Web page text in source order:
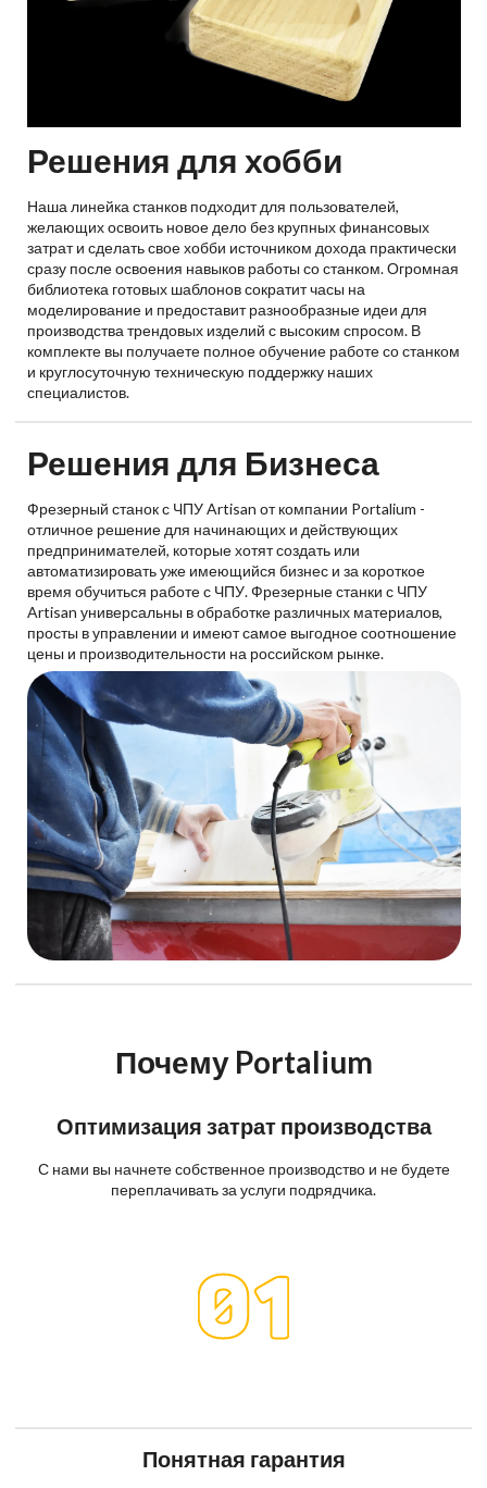
Решения для хобби
Наша линейка станков подходит для пользователей,
желающих освоить новое дело без крупных финансовых
затрат и сделать свое хобби источником дохода практически
сразу после освоения навыков работы со станком. Огромная
библиотека готовых шаблонов сократит часы на
моделирование и предоставит разнообразные идеи для
производства трендовых изделий с высоким спросом. В
комплекте вы получаете полное обучение работе со станком
и круглосуточную техническую поддержку наших
специалистов.
Решения для Бизнеса
Фрезерный станок с ЧПУ Artisan от компании Portalium -
отличное решение для начинающих и действующих
предпринимателей, которые хотят создать или
автоматизировать уже имеющийся бизнес и за короткое
время обучиться работе с ЧПУ. Фрезерные станки с ЧПУ
Artisan универсальны в обработке различных материалов,
просты в управлении и имеют самое выгодное соотношение
цены и производительности на российском рынке.
Почему Portalium
Оптимизация затрат производства
С нами вы начнете собственное производство и не будете
переплачивать за услуги подрядчика.
Понятная гарантия